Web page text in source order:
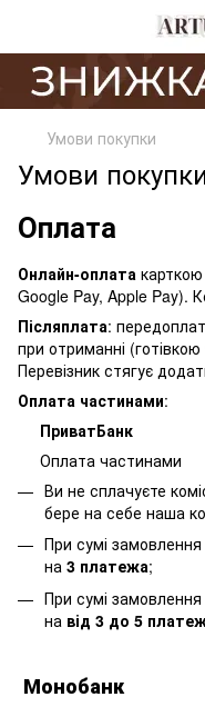
Умови покупки
Умови
Оплата
Онлайн-оплата
Google Pay, Apple Pay).
Післяплата:
при отриманні
Перевізник стягує
Оплата частинами:
ПриватБанк
Оплата частинами
Ви не сплачуєте
бере на себе наша
При сумі
на 3 платежа;
При сумі
на від 3 до 5
Монобанк